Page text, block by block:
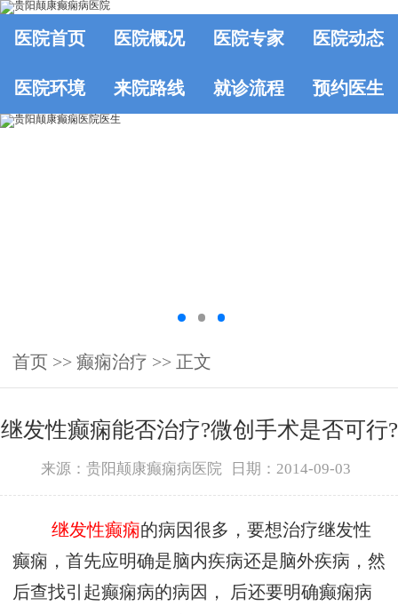
医院首页 医院概况 医院专家 医院动态
医院环境 来院路线 就诊流程 预约医生
首页 >> 癫痫治疗 >> 正文
继发性癫痫能否治疗?微创手术是否可行?
来源：贵阳颠康癫痫病医院 日期：2014-09-03
继发性癫痫的病因很多，要想治疗继发性
癫痫，首先应明确是脑内疾病还是脑外疾病，然
后查找引起癫痫病的病因， 后还要明确癫痫病